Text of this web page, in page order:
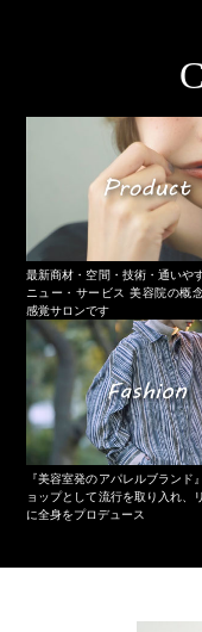
最新商材・空間・技術・通いや
ニュー・サービス 美容院の概
感覚サロンです
『美容室発のアパレルブランド
ョップとして流行を取り入れ、
に全身をプロデュース